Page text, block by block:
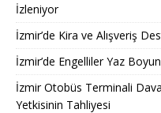
İzleniyor
İzmir’de Kira ve Alışveriş
İzmir’de Engelliler Yaz
İzmir Otobüs Terminali
Yetkisinin Tahliyesi